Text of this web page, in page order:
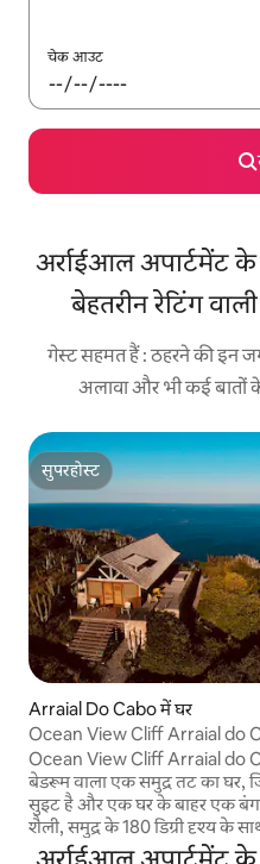
चेक आउट
अर्राईआल अपार्टमेंट
बेहतरीन रेटिंग
गेस्ट सहमत हैं : ठहरने की इन
अलावा और भी कई बातों
सुपरहोस्ट
सुपरहोस्ट
Arraial Do Cabo में घर
Ocean View Cliff Arraial do
Ocean View Cliff Arraial do
बेडरूम वाला एक समुद्र तट का घर,
सुइट है और एक घर के बाहर एक
शैली, समुद्र के 180 डिग्री दृश्य के
डु सोल स्टेट पार्क के अंदर एक चोटी